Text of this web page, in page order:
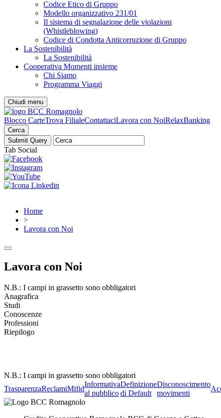
Codice Etico di Gruppo
Modello organizzativo 231/01
Il sistema di segnalazione delle violazioni
(Whistleblowing)
Codice di Condotta Anticorruzione di Gruppo
La Sostenibilità
La Sostenibilità
Cooperativa Momenti insieme
Chi Siamo
Programma Viaggi
Chiudi menu
Blocco CarteTrova FilialeContattaciLavora con NoiRelaxBanking
Cerca
Tab Social
Home
>
Lavora con Noi
Lavora con Noi
N.B.: I campi in grassetto sono obbligatori
Anagrafica
Studi
Conoscenze
Professioni
Riepilogo
N.B.: I campi in grassetto sono obbligatori
TrasparenzaReclamiMifid
Informativa
al pubblico
Definizione
di Default
Disconoscimento
movimenti